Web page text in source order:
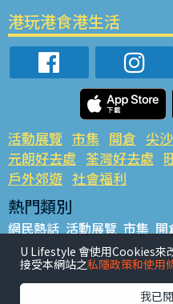
港玩港食港生活
活動展覽 市集 開倉 尖
元朗好去處 荃灣好去處
戶外郊遊 社會福利
熱門類別
網民熱話 活動展覽 市集 開
銅鑼灣好去處 元朗好去處
餐廳情報 戶外郊遊
熱門標籤
U Lifestyle 會使用Cookies來
接受本網站之私隱政策和使用
我已